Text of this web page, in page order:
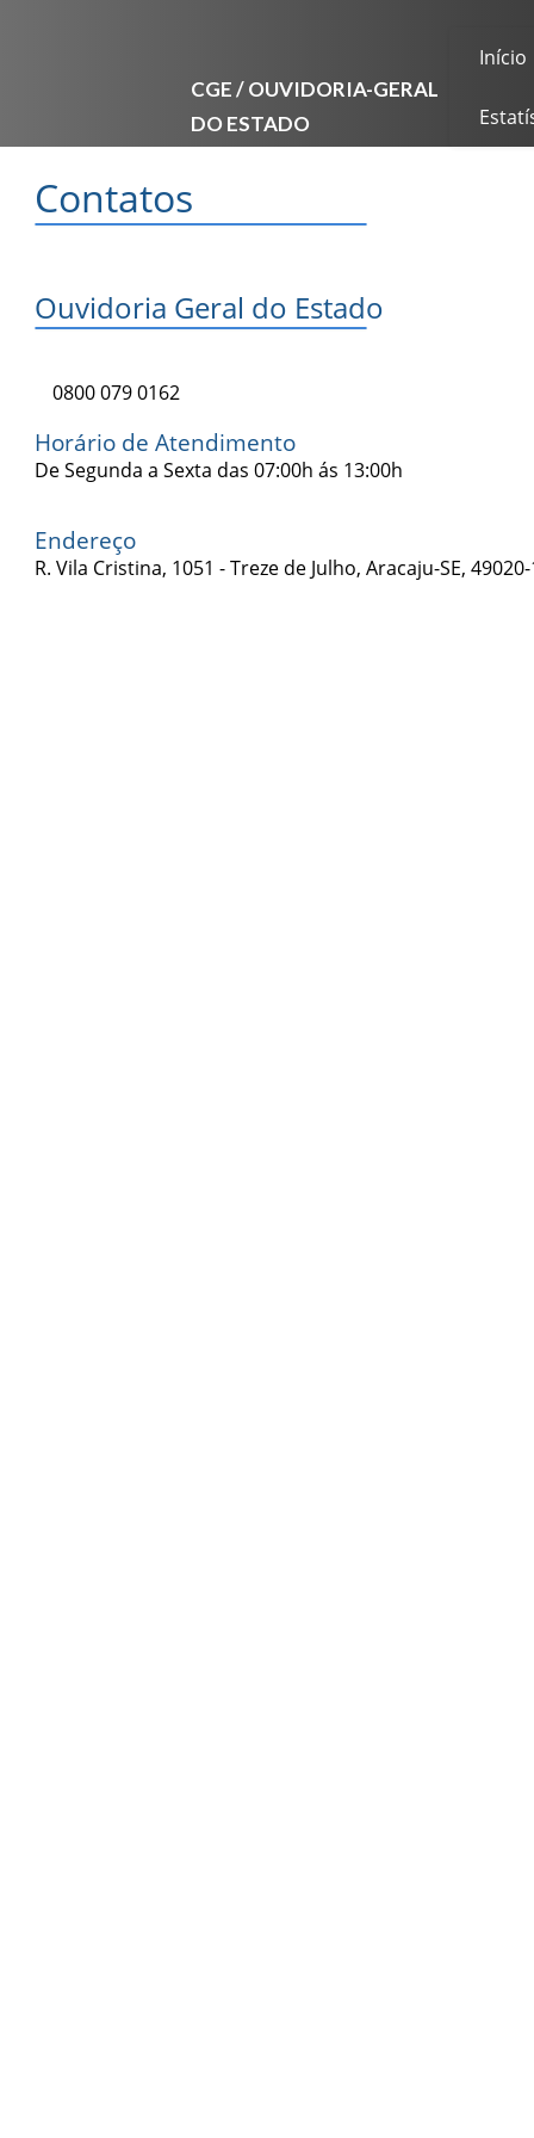
CGE / OUVIDORIA-GERAL
DO ESTADO
Início
Contatos
Ouvidoria Geral do Estado
0800 079 0162
Horário de Atendimento
De Segunda a Sexta das 07:00h ás 13:00h
Endereço
R. Vila Cristina, 1051 - Treze de Julho, Aracaju-SE,